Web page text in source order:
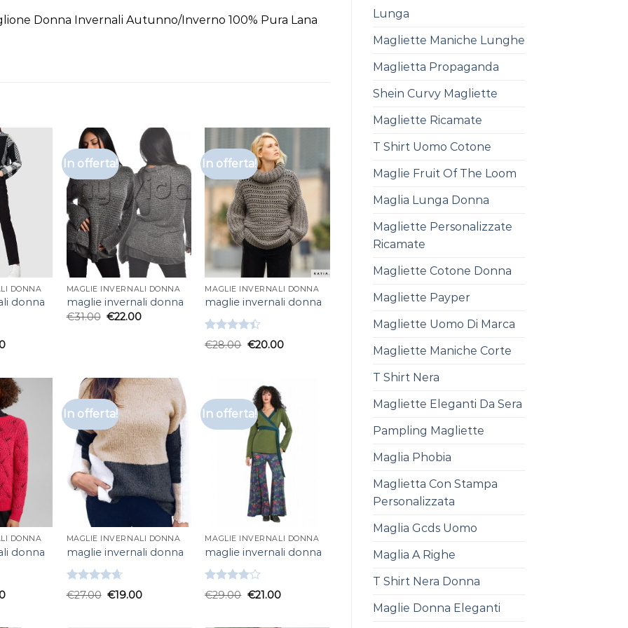
Lunga
Magliette Maniche Lunghe
Maglietta Propaganda
Shein Curvy Magliette
Magliette Ricamate
T Shirt Uomo Cotone
Maglie Fruit Of The Loom
Maglia Lunga Donna
Magliette Personalizzate
Ricamate
Magliette Cotone Donna
Magliette Payper
Magliette Uomo Di Marca
Magliette Maniche Corte
T Shirt Nera
Magliette Eleganti Da Sera
Pampling Magliette
Maglia Phobia
Maglietta Con Stampa
Personalizzata
Maglia Gcds Uomo
Maglia A Righe
T Shirt Nera Donna
Maglie Donna Eleganti
Donna Invernali Autunno/Inverno 100% Pura Lana
DONNA
donna
In offerta!
MAGLIE INVERNALI DONNA
maglie invernali donna
€31.00 €22.00
In offerta!
MAGLIE INVERNALI DONNA
maglie invernali donna
Valutato
4.33su 5
€28.00 €20.00
DONNA
donna
In offerta!
MAGLIE INVERNALI DONNA
maglie invernali donna
Valutato
4.67 su 5
€27.00 €19.00
In offerta!
MAGLIE INVERNALI DONNA
maglie invernali donna
Valutato
4.00su
€29.00 €21.00